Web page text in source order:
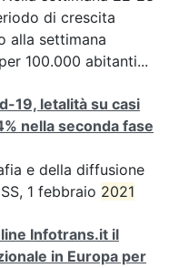
di crescita
alla settimana
100.000 abitanti...
19, letalità su casi
nella seconda fase
e della diffusione
1 febbraio 2021
Infotrans.it il
in Europa per